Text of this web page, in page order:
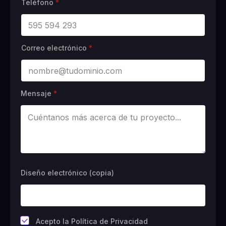
Teléfono *
Correo electrónico *
Mensaje *
Diseño electrónico (copia)
*
Acepto la Política de Privacidad